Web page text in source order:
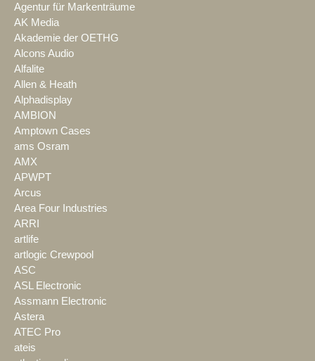
Agentur für Markenträume
AK Media
Akademie der OETHG
Alcons Audio
Alfalite
Allen & Heath
Alphadisplay
AMBION
Amptown Cases
ams Osram
AMX
APWPT
Arcus
Area Four Industries
ARRI
artlife
artlogic Crewpool
ASC
ASL Electronic
Assmann Electronic
Astera
ATEC Pro
ateis